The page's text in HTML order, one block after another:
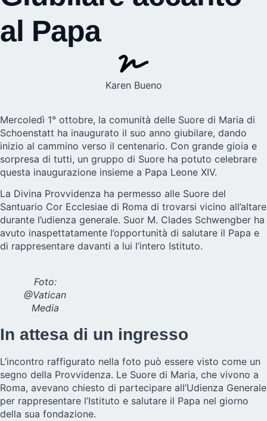
al Papa
Karen Bueno
Mercoledì 1° ottobre, la comunità delle Suore di Maria di
Schoenstatt ha inaugurato il suo anno giubilare, dando
inizio al cammino verso il centenario. Con grande gioia e
sorpresa di tutti, un gruppo di Suore ha potuto celebrare
questa inaugurazione insieme a Papa Leone XIV.
La Divina Provvidenza ha permesso alle Suore del
Santuario Cor Ecclesiae di Roma di trovarsi vicino all’altare
durante l’udienza generale. Suor M. Clades Schwengber ha
avuto inaspettatamente l’opportunità di salutare il Papa e
di rappresentare davanti a lui l’intero Istituto.
Foto:
@Vatican
Media
In attesa di un ingresso
L’incontro raffigurato nella foto può essere visto come un
segno della Provvidenza. Le Suore di Maria, che vivono a
Roma, avevano chiesto di partecipare all’Udienza Generale
per rappresentare l’Istituto e salutare il Papa nel giorno
della sua fondazione.